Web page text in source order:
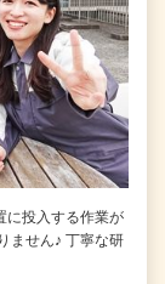
に投入する作業が
ません♪ 丁寧な研